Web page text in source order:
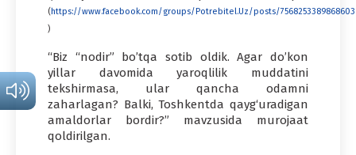
(https://www.facebook.com/groups/Potrebitel.Uz/posts/
)
“Biz “nodir” bo’tqa sotib oldik. Agar do’kon
yillar davomida yaroqlilik muddatini
tekshirmasa, ular qancha odamni
zaharlagan? Balki, Toshkentda qayg‘uradigan
amaldorlar bordir?” mavzusida murojaat
qoldirilgan.